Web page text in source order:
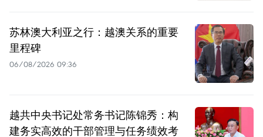
苏林澳大利亚之行：越澳关系的重要
里程碑
06/08/2026 09:36
越共中央书记处常务书记陈锦秀：构
建务实高效的干部管理与任务绩效考